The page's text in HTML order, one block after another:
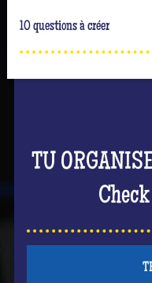
10 questions à créer
TU